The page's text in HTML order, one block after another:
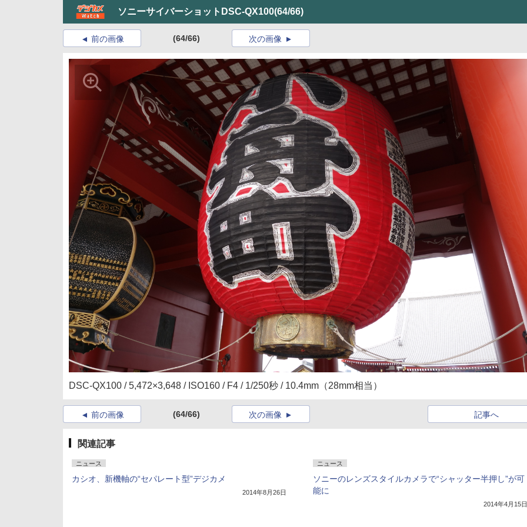
ソニーサイバーショットDSC-QX100(64/66)
前の画像 (64/66) 次の画像
DSC-QX100 / 5,472×3,648 / ISO160 / F4 / 1/250秒 / 10.4mm（28mm相当）
前の画像 (64/66) 記事へ
次の画像
関連記事
ニュース
カシオ、新機軸の“セパレート型”デジカメ
2014年8月26日
ニュース
ソニーのレンズスタイルカメラで“シャッター半押し”が可
能に
2014年4月15日